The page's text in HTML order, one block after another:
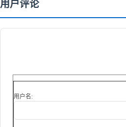
用户评论
用户名: